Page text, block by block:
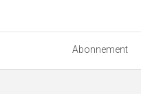
Abonnement